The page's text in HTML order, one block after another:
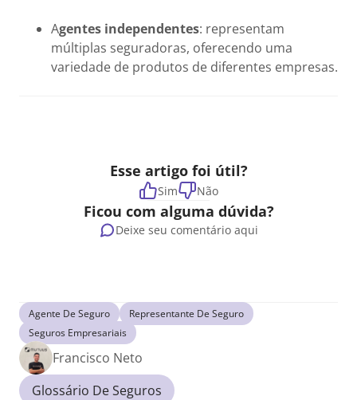
Agentes independentes: representam
múltiplas seguradoras, oferecendo uma
variedade de produtos de diferentes empresas.
Esse artigo foi útil?
Sim Não
Ficou com alguma dúvida?
Deixe seu comentário aqui
Agente De Seguro
Representante De Seguro
Seguros Empresariais
Francisco Neto
Glossário De Seguros